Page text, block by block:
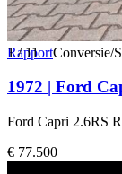
1/11
RapportConversie/
1972 | Ford
Ford Capri 2.6RS
€ 77.500